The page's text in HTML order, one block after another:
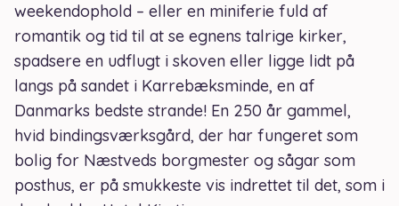
weekendophold – eller en miniferie fuld af
romantik og tid til at se egnens talrige kirker,
spadsere en udflugt i skoven eller ligge lidt på
langs på sandet i Karrebæksminde, en af
Danmarks bedste strande! En 250 år gammel,
hvid bindingsværksgård, der har fungeret som
bolig for Næstveds borgmester og sågar som
posthus, er på smukkeste vis indrettet til det, som i